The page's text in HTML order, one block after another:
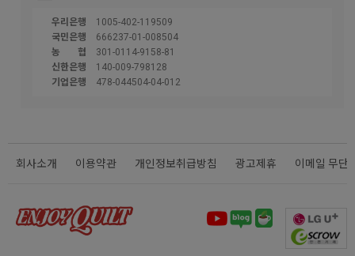
우리은행
1005-402-119509
국민은행
666237-01-008504
농협301-0114-9158-81
신한은행
140-009-798128
기업은행
478-044504-04-012
회사소개 이용약관 개인정보취급방침 광고제휴 이메일 무단